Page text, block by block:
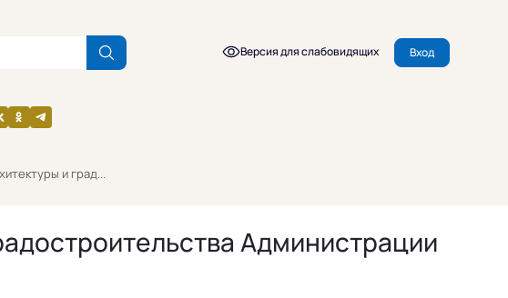
Версия для слабовидящих Вход
и град...
Администрации